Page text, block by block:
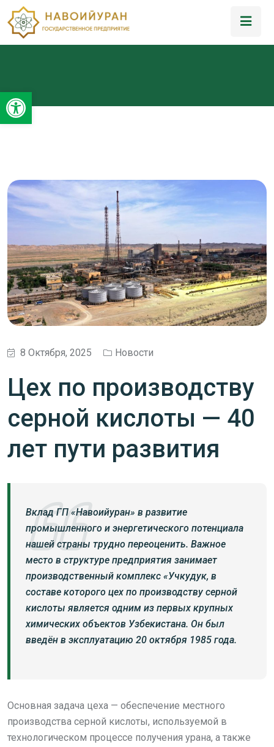
Открыть панель инструментов
8 Октября, 2025 Новости
Цех по производству
серной кислоты — 40
лет пути развития
Вклад ГП «Навоийуран» в развитие
промышленного и энергетического потенциала
нашей страны трудно переоценить. Важное
место в структуре предприятия занимает
производственный комплекс «Учкудук, в
составе которого цех по производству серной
кислоты является одним из первых крупных
химических объектов Узбекистана. Он был
введён в эксплуатацию 20 октября 1985 года.
Основная задача цеха — обеспечение местного
производства серной кислоты, используемой в
технологическом процессе получения урана, а также